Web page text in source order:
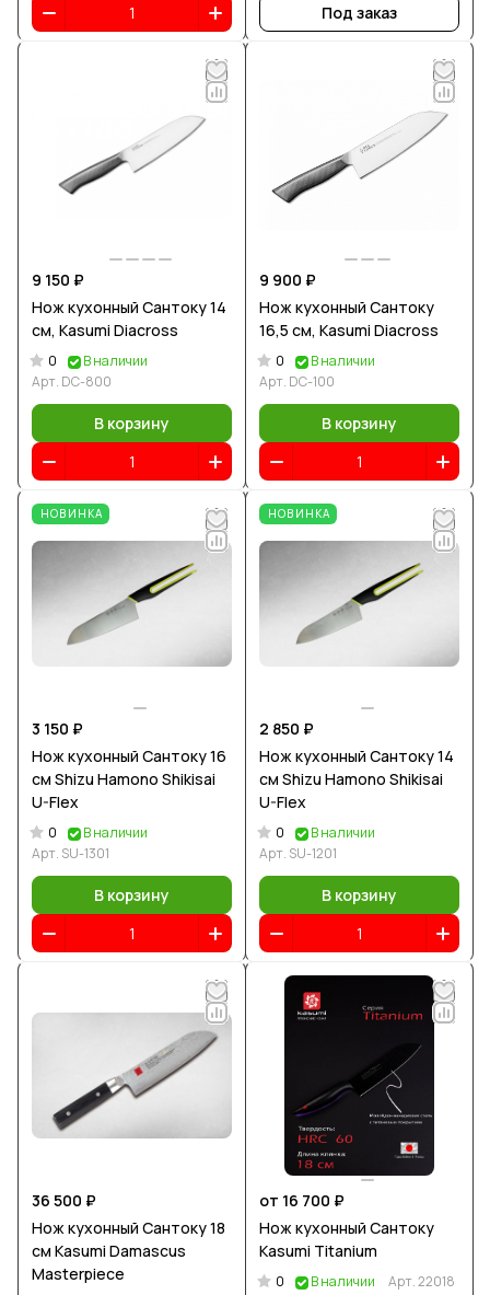
Под заказ
9 150 ₽
Нож кухонный Сантоку 14
см, Kasumi Diacross
0
В наличии
Арт. DC-800
В корзину
9 900 ₽
Нож кухонный Сантоку
16,5 см, Kasumi Diacross
0
В наличии
Арт. DC-100
В корзину
НОВИНКА
3 150 ₽
Нож кухонный Сантоку 16
см Shizu Hamono Shikisai
U-Flex
0
В наличии
Арт. SU-1301
В корзину
НОВИНКА
2 850 ₽
Нож кухонный Сантоку 14
см Shizu Hamono Shikisai
U-Flex
0
В наличии
Арт. SU-1201
В корзину
36 500 ₽
Нож кухонный Сантоку 18
см Kasumi Damascus
Masterpiece
от 16 700 ₽
Нож кухонный Сантоку
Kasumi Titanium
0 В наличии Арт.22018